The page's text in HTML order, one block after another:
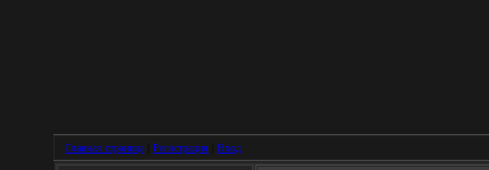
Главная страница Регистрация Вход